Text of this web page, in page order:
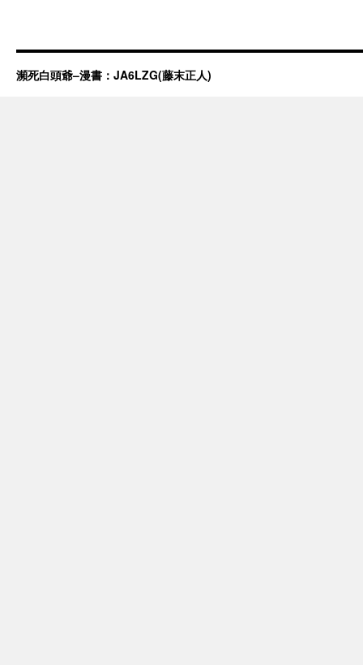
瀕死白頭爺–漫書：JA6LZG(藤末正人)